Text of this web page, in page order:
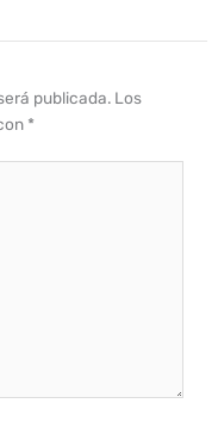
publicada. Los
*